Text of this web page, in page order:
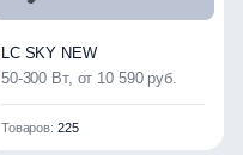
LC SKY NEW
50-300 Вт, от 10 590 руб.
Товаров: 225